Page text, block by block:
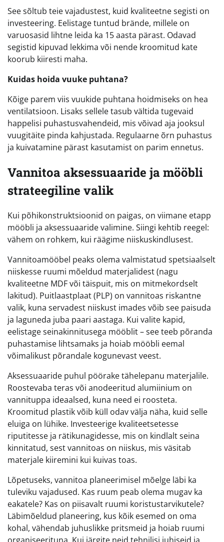
See sõltub teie vajadustest, kuid kvaliteetne segisti on
investeering. Eelistage tuntud brände, millele on
varuosasid lihtne leida ka 15 aasta pärast. Odavad
segistid kipuvad lekkima või nende kroomitud kate
koorub kiiresti maha.
Kuidas hoida vuuke puhtana?
Kõige parem viis vuukide puhtana hoidmiseks on hea
ventilatsioon. Lisaks sellele tasub vältida tugevaid
happelisi puhastusvahendeid, mis võivad aja jooksul
vuugitäite pinda kahjustada. Regulaarne õrn puhastus
ja kuivatamine pärast kasutamist on parim ennetus.
Vannitoa aksessuaaride ja mööbli
strateegiline valik
Kui põhikonstruktsioonid on paigas, on viimane etapp
mööbli ja aksessuaaride valimine. Siingi kehtib reegel:
vähem on rohkem, kui räägime niiskuskindlusest.
Vannitoamööbel peaks olema valmistatud spetsiaalselt
niiskesse ruumi mõeldud materjalidest (nagu
kvaliteetne MDF või täispuit, mis on mitmekordselt
lakitud). Puitlaastplaat (PLP) on vannitoas riskantne
valik, kuna servadest niiskust imades võib see paisuda
ja laguneda juba paari aastaga. Kui valite kapid,
eelistage seinakinnitusega mööblit – see teeb põranda
puhastamise lihtsamaks ja hoiab mööbli eemal
võimalikust põrandale kogunevast veest.
Aksessuaaride puhul pöörake tähelepanu materjalile.
Roostevaba teras või anodeeritud alumiinium on
vannituppa ideaalsed, kuna need ei roosteta.
Kroomitud plastik võib küll odav välja näha, kuid selle
eluiga on lühike. Investeerige kvaliteetsetesse
riputitesse ja rätikunagidesse, mis on kindlalt seina
kinnitatud, sest vannitoas on niiskus, mis väsitab
materjale kiiremini kui kuivas toas.
Lõpetuseks, vannitoa planeerimisel mõelge läbi ka
tuleviku vajadused. Kas ruum peab olema mugav ka
eakatele? Kas on piisavalt ruumi koristustarvikutele?
Läbimõeldud planeering, kus kõik esemed on oma
kohal, vähendab juhuslikke pritsmeid ja hoiab ruumi